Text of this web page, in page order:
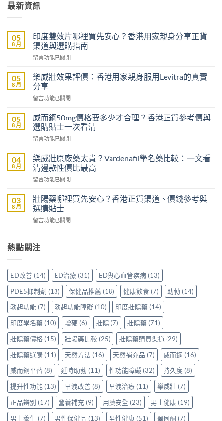
最新資訊
05
8 月
印度雙效片哪裡買先安心？香港用家親身分享正貨
渠道與選購指南
在
度
雙
效
片
裡
買
先
安
香
港
家
身
分
享
渠
道
選
購
指
南〉
中
留言功能已關閉
05
8 月
樂威壯效果評價：香港用家親身服用Levitra的真實
分享
在
威
壯
效
果
價：
香
港
用
親
身
用
真
享〉
中
留言功能已關閉
05
8 月
威而鋼50mg價格要多少才合理？香港正貨參考價與
選購貼士一次看清
在
而
鋼
50mg
價
要
多
少
才
香
貨
參
考
價
與
選
購
貼
士
一
次
看
清〉
中
留言功能已關閉
04
8 月
樂威壯原廠藥太貴？Vardenafil學名藥比較：一文看
清邊款性價比最高
在
威
壯
原
廠
貴？
名
藥
比
較：
一
文
看
清
邊
款
性
價
比
最
高〉
中
留言功能已關閉
03
8 月
壯陽藥哪裡買先安心？香港正貨渠道、價錢參考與
選購貼士
在
藥
哪
買
先
安
心？
香
港
正
貨
渠
道、
價
錢
參
考
與
選
購
貼
留言功能已關閉
熱點關注
ED改善 (14) ED治療 (31) ED與心血管疾病 (13)
PDE5抑制劑 (13) 保健品推薦 (18) 健康飲食 (7) 助勃 (14)
勃起功能 (7) 勃起功能障礙 (10) 印度壯陽藥 (14)
印度學名藥 (10) 增硬 (6) 壯陽 (7) 壯陽藥 (71)
壯陽藥價格 (15) 壯陽藥比較 (25) 壯陽藥購買渠道 (29)
壯陽藥選購 (11) 天然方法 (16) 天然補充品 (7) 威而鋼 (16)
威而鋼平替 (8) 延時助勃 (11) 性功能障礙 (32) 持久度 (8)
提升性功能 (13) 早洩改善 (8) 早洩治療 (11) 樂威壯 (7)
正品辨別 (17) 營養補充 (9) 用藥安全 (23) 男士健康 (19)
男士養生 (7) 男性保健品 (13) 男性健康 (51) 睪固酮 (7)